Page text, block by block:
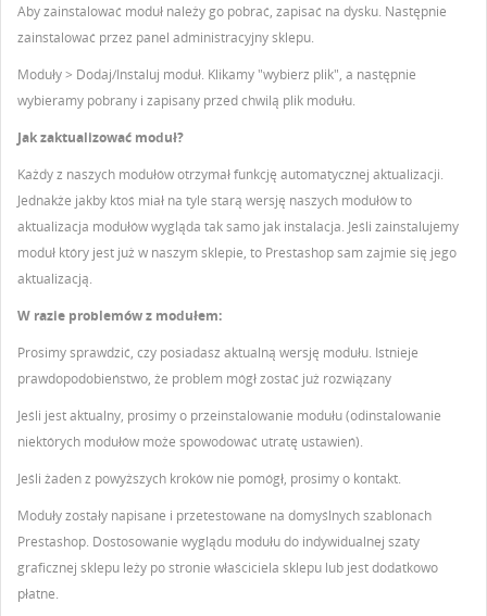
Aby zainstalować moduł należy go pobrać, zapisać na dysku. Następnie
zainstalować przez panel administracyjny sklepu.
Moduły > Dodaj/Instaluj moduł. Klikamy "wybierz plik", a następnie
wybieramy pobrany i zapisany przed chwilą plik modułu.
Jak zaktualizować moduł?
Każdy z naszych modułów otrzymał funkcję automatycznej aktualizacji.
Jednakże jakby ktoś miał na tyle starą wersję naszych modułów to
aktualizacja modułów wygląda tak samo jak instalacja. Jeśli zainstalujemy
moduł który jest już w naszym sklepie, to Prestashop sam zajmie się jego
aktualizacją.
W razie problemów z modułem:
Prosimy sprawdzić, czy posiadasz aktualną wersję modułu. Istnieje
prawdopodobieństwo, że problem mógł zostać już rozwiązany
Jeśli jest aktualny, prosimy o przeinstalowanie modułu (odinstalowanie
niektórych modułów może spowodować utratę ustawień).
Jeśli żaden z powyższych kroków nie pomógł, prosimy o kontakt.
Moduły zostały napisane i przetestowane na domyślnych szablonach
Prestashop. Dostosowanie wyglądu modułu do indywidualnej szaty
graficznej sklepu leży po stronie właściciela sklepu lub jest dodatkowo
płatne.